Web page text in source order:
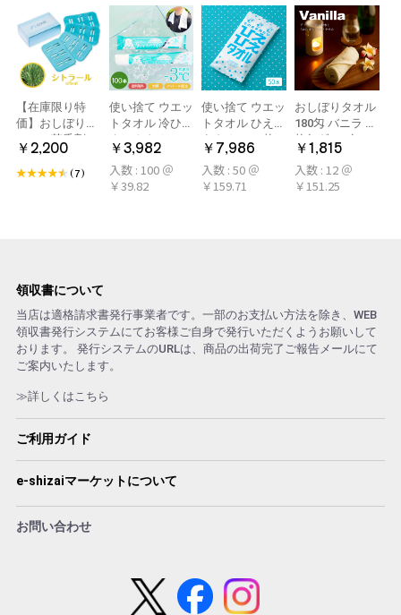
【在庫限り特
価】おしぼり用
アロマ芳香剤
LARME(ラルム)
シトラール 旧デ
￥2,200
(7)
使い捨て ウエッ
トタオル 冷ひや
ネックタオル
50本×2パック
100本 冷感タオ
ル 首 個包装 日
￥3,982
入数 : 100 ＠
￥39.82
使い捨て ウエッ
トタオル ひえひ
えタオル 50枚
冷感タオル ミン
ト アロマおしぼ
り
￥7,986
入数 : 50 ＠
￥159.71
おしぼりタオル
180匁 バニラ 12
枚(1ダース)
￥1,815
入数 : 12 ＠
￥151.25
領収書について
当店は適格請求書発行事業者です。一部のお支払い方法を除き、WEB
領収書発行システムにてお客様ご自身で発行いただくようお願いして
おります。 発行システムのURLは、商品の出荷完了ご報告メールにて
ご案内いたします。
≫詳しくはこちら
ご利用ガイド
e-shizaiマーケットについて
お問い合わせ